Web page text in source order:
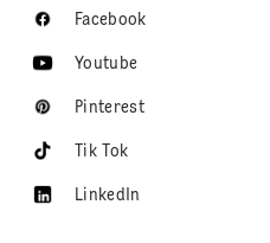
Facebook
Youtube
Pinterest
Tik Tok
LinkedIn